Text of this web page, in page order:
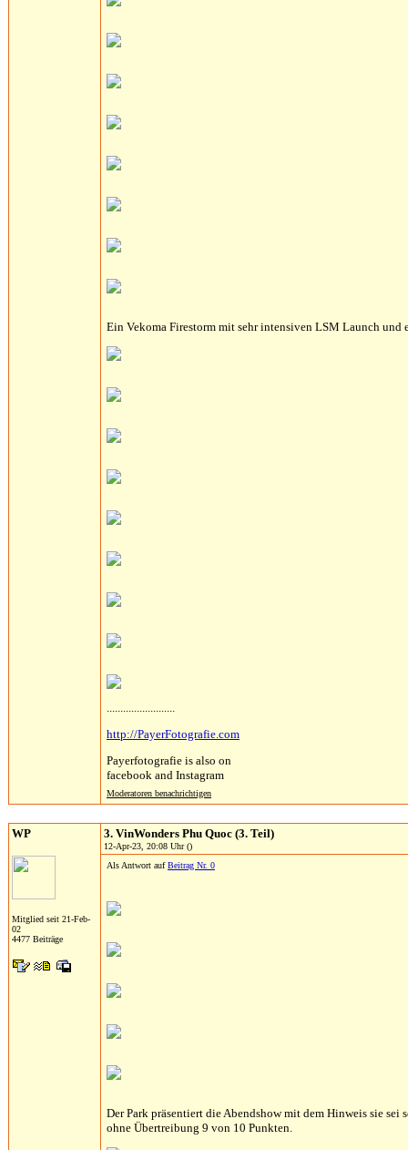
Ein Vekoma Firestorm mit sehr intensiven LSM Launch und
.........................
http://PayerFotografie.com
Payerfotografie is also on
facebook and Instagram
Moderatoren benachrichtigen
WP
Mitglied seit 21-Feb-
02
4477 Beiträge
3. VinWonders Phu Quoc (3. Teil)
12-Apr-23, 20:08 Uhr ()
Als Antwort aufBeitrag Nr. 0
Der Park präsentiert die Abendshow mit dem Hinweis sie
ohne Übertreibung 9 von 10 Punkten.